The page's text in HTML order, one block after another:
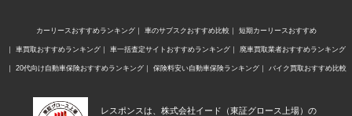
カーリースおすすめランキング 車のサブスクおすすめ比較 短期カーリースおすすめ
車買取おすすめランキング 車一括査定サイトおすすめランキング 廃車買取業者おすすめランキング
20代向け自動車保険おすすめランキング 保険料安い自動車保険ランキング バイク買取おすすめ比較
レスポンスは、株式会社イード（東証グロース上場）の